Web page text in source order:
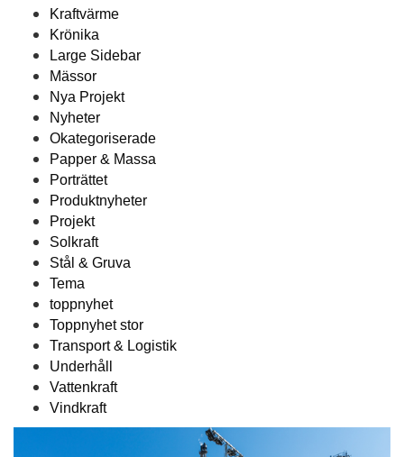
Kraftvärme
Krönika
Large Sidebar
Mässor
Nya Projekt
Nyheter
Okategoriserade
Papper & Massa
Porträttet
Produktnyheter
Projekt
Solkraft
Stål & Gruva
Tema
toppnyhet
Toppnyhet stor
Transport & Logistik
Underhåll
Vattenkraft
Vindkraft